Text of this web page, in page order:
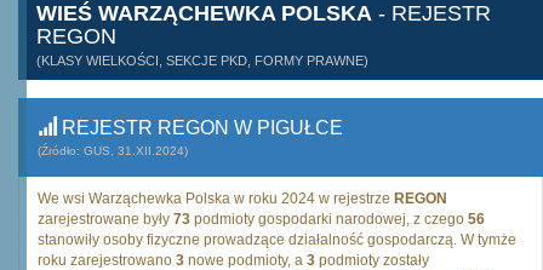
WIEŚ WARZĄCHEWKA POLSKA - REJESTR
REGON
(KLASY WIELKOŚCI, SEKCJE PKD, FORMY PRAWNE)
REJESTR REGON W PIGUŁCE
(Źródło: GUS, 31.XII.2024)
We wsi Warząchewka Polska w roku 2024 w rejestrze REGON
zarejestrowane były 73 podmioty gospodarki narodowej, z czego 56
stanowiły osoby fizyczne prowadzące działalność gospodarczą. W tymże
roku zarejestrowano 3 nowe podmioty, a 3 podmioty zostały